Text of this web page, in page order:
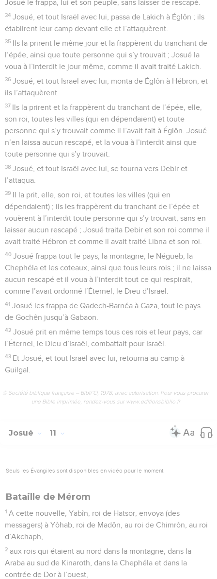
Josué le frappa, lui et son peuple, sans laisser de rescapé.
34 Josué, et tout Israël avec lui, passa de Lakich à Églôn ; ils
établirent leur camp devant elle et l’attaquèrent.
35 Ils la prirent le même jour et la frappèrent du tranchant de
l’épée, ainsi que toute personne qui s’y trouvait ; Josué la
voua à l’interdit le jour même, comme il avait traité Lakich.
36 Josué, et tout Israël avec lui, monta de Églôn à Hébron, et
ils l’attaquèrent.
37 Ils la prirent et la frappèrent du tranchant de l’épée, elle,
son roi, toutes les villes (qui en dépendaient) et toute
personne qui s’y trouvait comme il l’avait fait à Églôn. Josué
n’en laissa aucun rescapé, et la voua à l’interdit ainsi que
toute personne qui s’y trouvait.
38 Josué, et tout Israël avec lui, se tourna vers Debir et
l’attaqua.
39 Il la prit, elle, son roi, et toutes les villes (qui en
dépendaient) ; ils les frappèrent du tranchant de l’épée et
vouèrent à l’interdit toute personne qui s’y trouvait, sans en
laisser aucun rescapé ; Josué traita Debir et son roi comme il
avait traité Hébron et comme il avait traité Libna et son roi.
40 Josué frappa tout le pays, la montagne, le Négueb, la
Chephéla et les coteaux, ainsi que tous leurs rois ; il ne laissa
aucun rescapé et il voua à l’interdit tout ce qui respirait,
comme l’avait ordonné l’Éternel, le Dieu d’Israël.
41 Josué les frappa de Qadech-Barnéa à Gaza, tout le pays
de Gochên jusqu’à Gabaon.
42 Josué prit en même temps tous ces rois et leur pays, car
l’Éternel, le Dieu d’Israël, combattait pour Israël.
43 Et Josué, et tout Israël avec lui, retourna au camp à
Guilgal.
© Société biblique française – Bibli’O, 1978, avec autorisation. Pour vous procurer
une Bible imprimée, rendez-vous sur www.editionsbiblio.fr
Josué 11
Seuls les Évangiles sont disponibles en vidéo pour le moment.
Bataille de Mérom
1 A cette nouvelle, Yabîn, roi de Hatsor, envoya (des
messagers) à Yôhab, roi de Madôn, au roi de Chimrôn, au roi
d’Akchaph,
2 aux rois qui étaient au nord dans la montagne, dans la
Araba au sud de Kinaroth, dans la Chephéla et dans la
contrée de Dor à l’ouest,